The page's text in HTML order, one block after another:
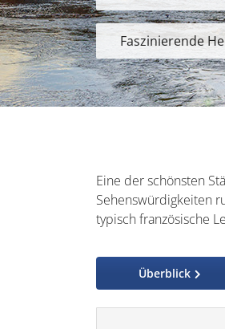
Faszinierende
Eine der schönsten
Sehenswürdigkeiten
typisch französische
Überblick